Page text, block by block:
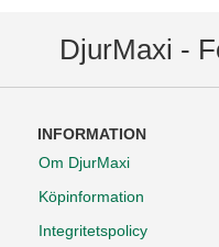
DjurMaxi -
INFORMATION
Om DjurMaxi
Köpinformation
Integritetspolicy